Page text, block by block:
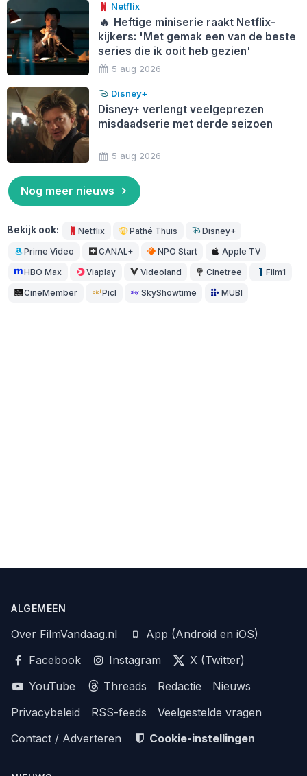
Netflix
🔥 Heftige miniserie raakt Netflix-
kijkers: 'Met gemak een van de beste
series die ik ooit heb gezien'
5 aug 2026
Disney+
Disney+ verlengt veelgeprezen
misdaadserie met derde seizoen
5 aug 2026
Nog meer nieuws
Bekijk ook: Netflix Pathé Thuis Disney+
Prime Video CANAL+ NPO Start Apple TV
HBO Max Viaplay Videoland Cinetree Film1
CineMember Picl SkyShowtime MUBI
ALGEMEEN
Over FilmVandaag.nl
App (Android en iOS)
Facebook
Instagram
X (Twitter)
YouTube
Threads Redactie
Nieuws
Privacybeleid
RSS-feeds
Veelgestelde vragen
Contact / Adverteren
Cookie-instellingen